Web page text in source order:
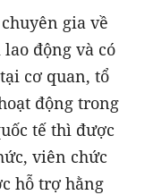
gia về
động và có
cơ quan, tổ
động trong
tế thì được
viên chức
hỗ trợ hằng